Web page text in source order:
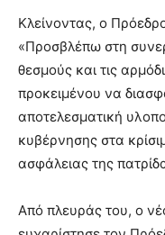
Κλείνοντας, ο
«Προσβλέπω στη
θεσμούς και τις
προκειμένου να
αποτελεσματική
κυβέρνησης στα
ασφάλειας της
Από πλευράς του, ο